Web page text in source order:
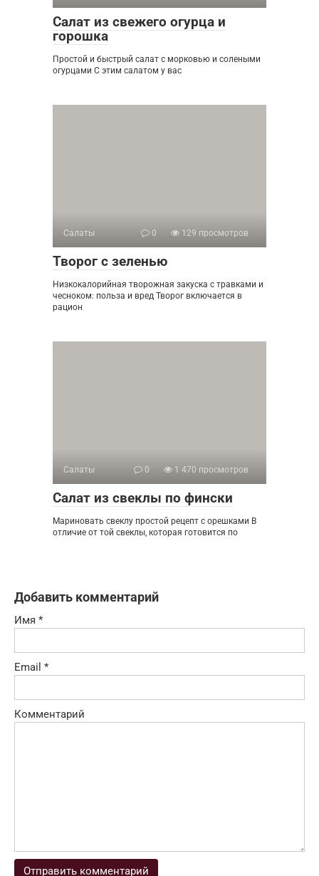
Салат из свежего огурца и
горошка
Простой и быстрый салат с морковью и солеными
огурцами С этим салатом у вас
Салаты 0 129 просмотров
Творог с зеленью
Низкокалорийная творожная закуска с травками и
чесноком: польза и вред Творог включается в
рацион
Салаты 0 1 470 просмотров
Салат из свеклы по фински
Мариновать свеклу простой рецепт с орешками В
отличие от той свеклы, которая готовится по
Добавить комментарий
Имя *
Email *
Комментарий